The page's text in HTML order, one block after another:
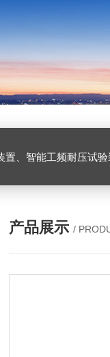
压试验装置、工频耐压试验仪、工频耐压试验台、高压耐压试
产品展示 /